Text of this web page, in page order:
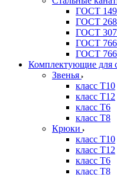
ГОСТ
ГОСТ
ГОСТ
ГОСТ
ГОСТ
Комплектующие для
Звенья
класс Т10
класс Т12
класс Т6
класс Т8
Крюки
класс Т10
класс Т12
класс Т6
класс Т8